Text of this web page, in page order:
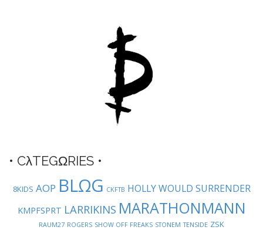
• CλTEGΩRIES •
8KIDS AOP BLΩG CKFTB HOLLY WOULD SURRENDER
KMPFSPRT LARRIKINS MARATHONMANN
RAUM27 ROGERS SHOW OFF FREAKS STONEM TENSIDE ZSK